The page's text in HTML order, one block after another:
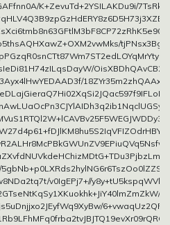
K+ZevuTd+2YSILAKDu9i/
v0IgEPj7+//